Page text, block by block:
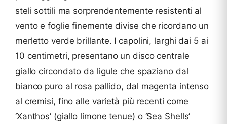
steli sottili ma sorprendentemente resistenti al
vento e foglie finemente divise che ricordano un
merletto verde brillante. I capolini, larghi dai 5 ai
10 centimetri, presentano un disco centrale
giallo circondato da ligule che spaziano dal
bianco puro al rosa pallido, dal magenta intenso
al cremisi, fino alle varietà più recenti come
‘Xanthos’ (giallo limone tenue) o ‘Sea Shells’